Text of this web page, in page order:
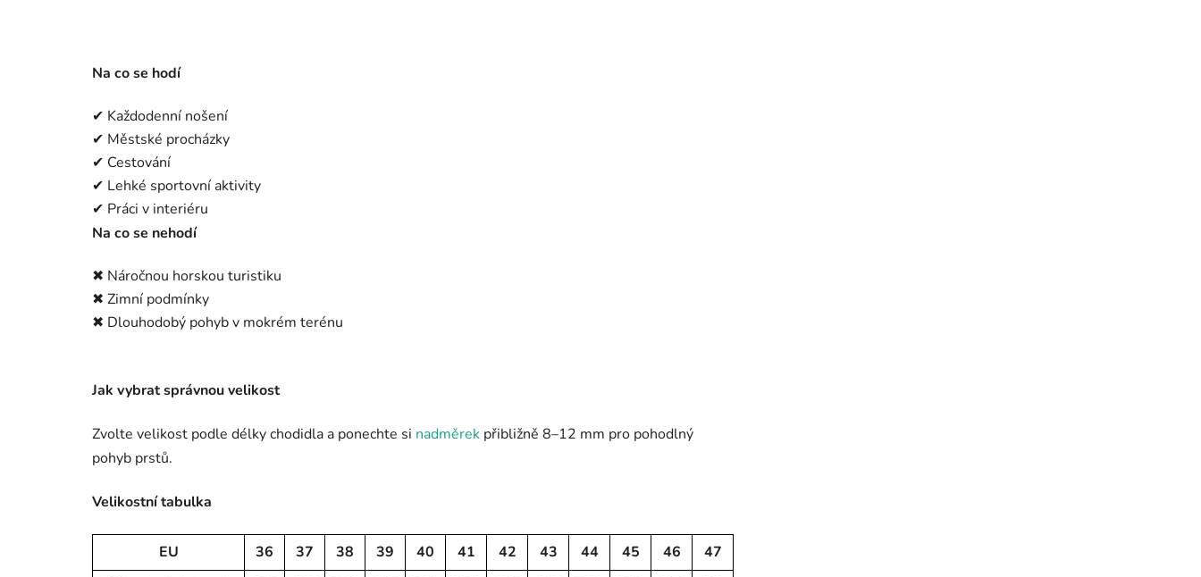
Na co se hodí
✔ Každodenní nošení
✔ Městské procházky
✔ Cestování
✔ Lehké sportovní aktivity
✔ Práci v interiéru
Na co se nehodí
✖ Náročnou horskou turistiku
✖ Zimní podmínky
✖ Dlouhodobý pohyb v mokrém terénu
Jak vybrat správnou velikost
Zvolte velikost podle délky chodidla a ponechte si nadměrek přibližně 8–12 mm pro pohodlný
pohyb prstů.
Velikostní tabulka
EU 36 37 38 39 40 41 42 43 44 45 46
47